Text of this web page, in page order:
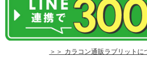
＞＞ カラコン通販ラブリットに